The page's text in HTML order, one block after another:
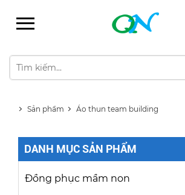
Sản phẩm Áo thun team building
DANH MỤC SẢN PHẨM
Đồng phục mầm non